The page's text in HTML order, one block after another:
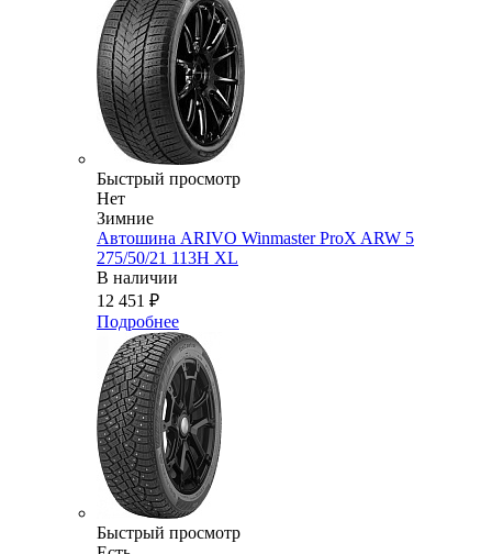
Быстрый просмотр
Нет
Зимние
Автошина ARIVO Winmaster ProX ARW 5
275/50/21 113H XL
В наличии
12 451 ₽
Подробнее
Быстрый просмотр